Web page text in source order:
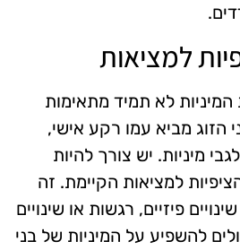
למציאות
המיניות לא תמיד מתאימות
הזוג מביא עמו רקע אישי,
מיניות. יש צורך להיות
למציאות הקיימת. זה
פיזיים, רגשות או שינויים
להשפיע על המיניות של בני